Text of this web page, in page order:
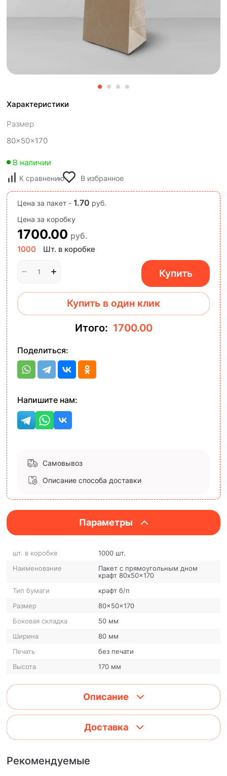
Характеристики
Размер
80x50x170
В наличии
К сравнению В избранное
Цена за пакет -1.70 руб.
Цена за коробку
1700.00 руб.
1000 Шт. в коробке
Купить
Купить в один клик
Итого: 1700.00
Поделиться:
Напишите нам:
Самовывоз
Описание способа доставки
Параметры
шт. в коробке
1000 шт.
Наименование
Пакет с прямоугольным дном
крафт 80x50x170
Тип бумаги
крафт б/п
Размер
80x50x170
Боковая складка
50 мм
Ширина
80 мм
Печать
без печати
Высота
170 мм
Описание
Доставка
Рекомендуемые